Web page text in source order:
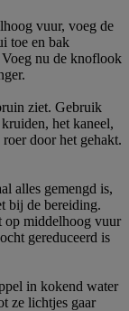
vuur, voeg de
toe en bak
nu de knoflook
ziet. Gebruik
het kaneel,
door het gehakt.
alles gemengd is,
bij de bereiding.
op middelhoog vuur
gereduceerd is
in kokend water
ze lichtjes gaar